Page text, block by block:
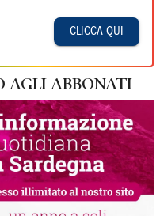
CLICCA QUI
AGLI ABBONATI